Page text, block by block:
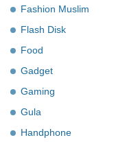
Fashion Muslim
Flash Disk
Food
Gadget
Gaming
Gula
Handphone